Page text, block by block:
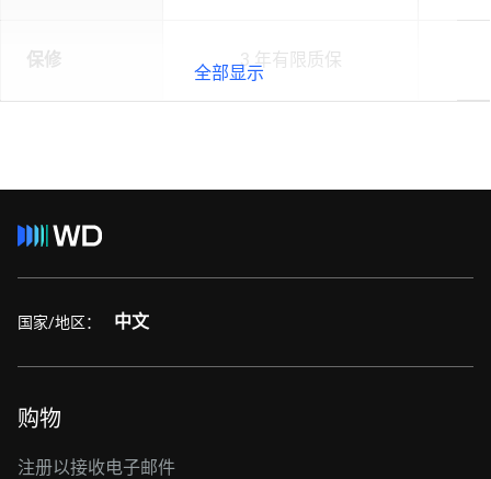
保修 3 年有限质保
全部显示
国家/地区： 中文
购物
注册以接收电子邮件